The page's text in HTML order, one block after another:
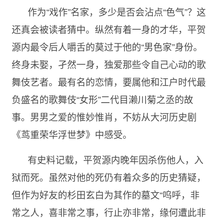
作为“戏作”名家，多少是否会沾点“色气”？这
还真会被读者猜中。纵然有着一身的才华，平贺
源内最令后人嚼舌的莫过于他的“男色家”身份。
终身未娶，孑然一身，独爱那些令自己心动的歌
舞伎艺者。最有名的恋情，要属他和江户时代最
负盛名的歌舞伎“女形”二代目濑川菊之丞的故
事。男男之爱的惟妙惟肖，不妨从大河历史剧
《茑重荣华浮世梦》中感受。
有史料记载，平贺源内晚年因杀伤他人，入
狱而死。虽然对他的死仍有着众多的历史猜疑，
但作为好友的杉田玄白为其作的墓文“呜呼，非
常之人，喜非常之事，行止亦非常，缘何遭此非